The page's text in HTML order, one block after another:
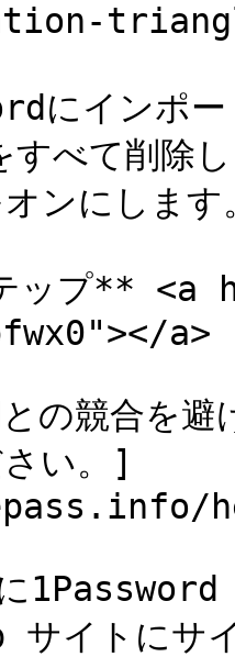
にインポ
すべて削除
ンにします
ップ** <a
a>
の競合を避
い。]
1Password
サイトにサ